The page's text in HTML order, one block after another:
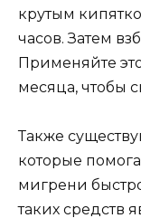
крутым
часов. Затем
Применяйте
месяца, чтобы
Также
которые
мигрени
таких средств